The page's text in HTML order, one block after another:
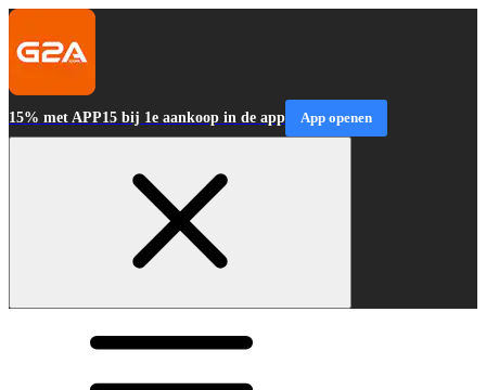
15% met APP15 bij 1e aankoop in de app App openen